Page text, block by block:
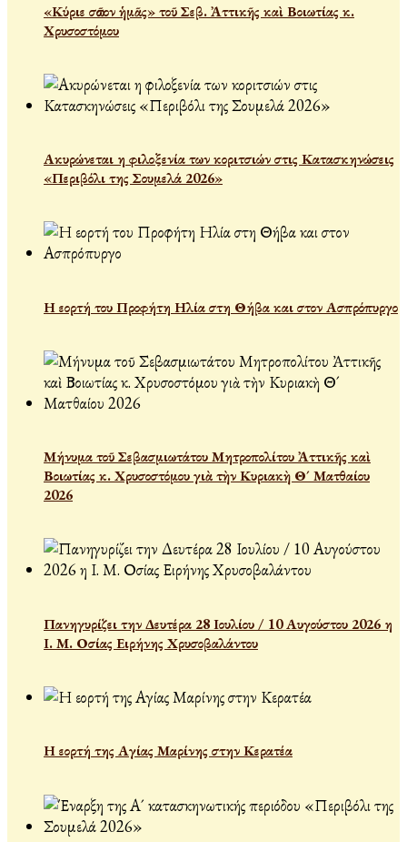
«Κύριε σῶσον ἡμᾶς» τοῦ Σεβ. Ἀττικῆς καὶ Βοιωτίας κ.
Χρυσοστόμου
Ακυρώνεται η φιλοξενία των κοριτσιών στις Κατασκηνώσεις
«Περιβόλι της Σουμελά 2026»
Η εορτή του Προφήτη Ηλία στη Θήβα και στον Ασπρόπυργο
Μήνυμα τοῦ Σεβασμιωτάτου Μητροπολίτου Ἀττικῆς καὶ
Βοιωτίας κ. Χρυσοστόμου γιὰ τὴν Κυριακὴ Θ´ Ματθαίου
2026
Πανηγυρίζει την Δευτέρα 28 Ιουλίου / 10 Αυγούστου 2026 η
Ι. Μ. Οσίας Ειρήνης Χρυσοβαλάντου
Η εορτή της Αγίας Μαρίνης στην Κερατέα